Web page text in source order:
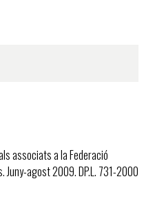
associats a la Federació
Juny-agost 2009. DP.L. 731-2000